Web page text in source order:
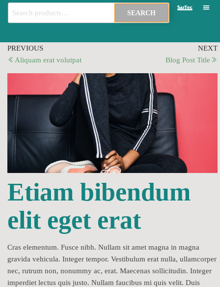
SEARCH
PREVIOUS
Aliquam erat volutpat
NEXT
Blog Post Title
Etiam bibendum
elit eget erat
Cras elementum. Fusce nibh. Nullam sit amet magna in magna
gravida vehicula. Integer tempor. Vestibulum erat nulla, ullamcorper
nec, rutrum non, nonummy ac, erat. Maecenas sollicitudin. Integer
imperdiet lectus quis justo. Nullam faucibus mi quis velit. Duis